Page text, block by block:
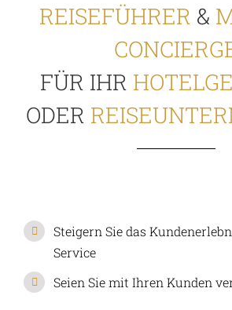
REISEFÜHRER &
FÜR IHR
ODER
Steigern Sie das
Service
Seien Sie mit Ihren Kunden